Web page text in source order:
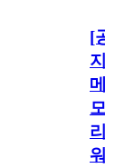
[공
지]
메
모
리
워